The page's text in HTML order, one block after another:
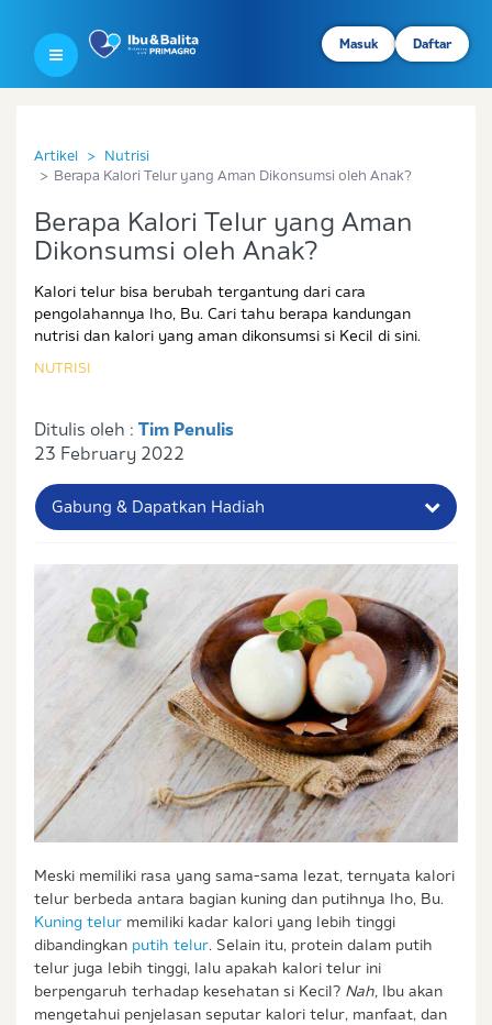
Masuk Daftar
Artikel
Nutrisi
Berapa Kalori Telur yang Aman Dikonsumsi oleh Anak?
Berapa Kalori Telur yang Aman
Dikonsumsi oleh Anak?
Kalori telur bisa berubah tergantung dari cara
pengolahannya lho, Bu. Cari tahu berapa kandungan
nutrisi dan kalori yang aman dikonsumsi si Kecil di sini.
NUTRISI
Ditulis oleh : Tim Penulis
23 February 2022
Gabung & Dapatkan Hadiah
Nama Lengkap Ibu
No. Handphone (Whatsapp)
Buat Password
Status / Kondisi Ibu Saat Ini
Tidak Hamil dan Memiliki Anak
Sedang Hamil
Sedang Hamil dan Memiliki Anak
Saya setuju dengan syarat dan ketentuanserta
kebijakan privasiIbu & Balita
Saya setuju dan bersedia menerima informasi dari
Ibu & Balita, Frisian Flag Indonesia, dan partner Ibu
& Balita.
Meski memiliki rasa yang sama-sama lezat, ternyata kalori
telur berbeda antara bagian kuning dan putihnya lho, Bu.
Kuning telur memiliki kadar kalori yang lebih tinggi
dibandingkan putih telur. Selain itu, protein dalam putih
telur juga lebih tinggi, lalu apakah kalori telur ini
berpengaruh terhadap kesehatan si Kecil? Nah, Ibu akan
mengetahui penjelasan seputar kalori telur, manfaat, dan